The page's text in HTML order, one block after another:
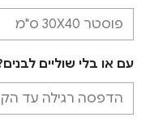
עם או בלי שוליים